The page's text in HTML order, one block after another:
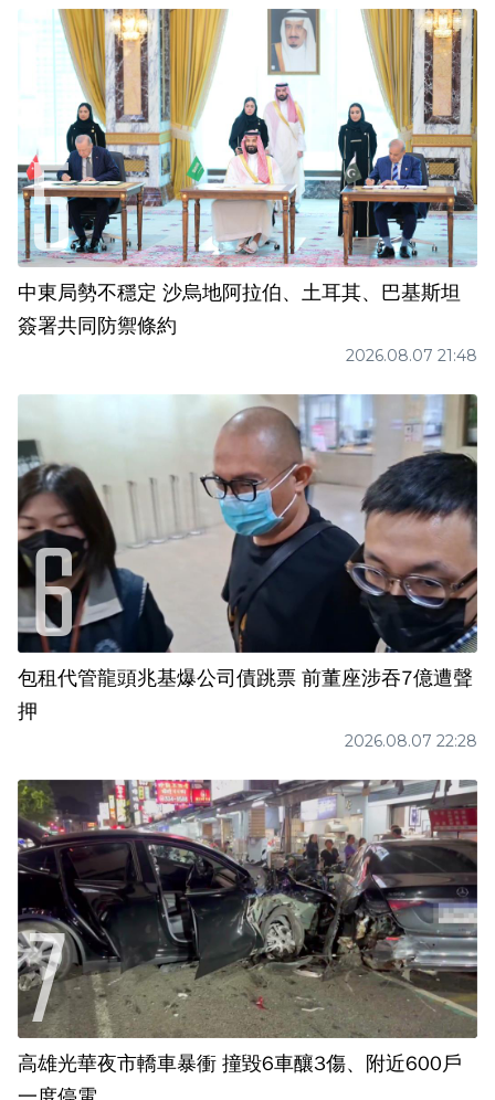
中東局勢不穩定 沙烏地阿拉伯、土耳其、巴基斯坦
簽署共同防禦條約
2026.08.07 21:48
包租代管龍頭兆基爆公司債跳票 前董座涉吞7億遭聲
押
2026.08.07 22:28
高雄光華夜市轎車暴衝 撞毀6車釀3傷、附近600戶